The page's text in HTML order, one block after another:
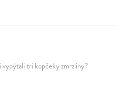
vypýtali tri kopčeky zmrzliny?